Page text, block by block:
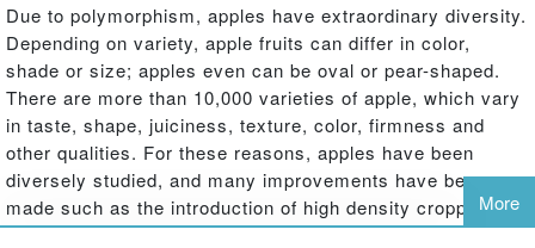
Due to polymorphism, apples have extraordinary diversity.
Depending on variety, apple fruits can differ in color,
shade or size; apples even can be oval or pear-shaped.
There are more than 10,000 varieties of apple, which vary
in taste, shape, juiciness, texture, color, firmness and
other qualities. For these reasons, apples have been
diversely studied, and many improvements have been
made such as the introduction of high density cropping;
rootstock breeding; or varietal development. Therefore it is
More